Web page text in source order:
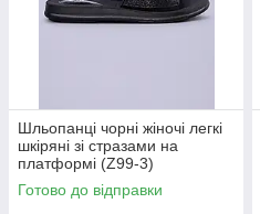
Шльопанці чорні жіночі легкі
шкіряні зі стразами на
платформі (Z99-3)
Готово до відправки